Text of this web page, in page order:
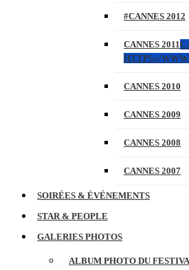
#CANNES 2012
CANNES 2011
HTTPS://
CANNES 2010
CANNES 2009
CANNES 2008
CANNES 2007
SOIRÉES & ÉVÉNEMENTS
STAR & PEOPLE
GALERIES PHOTOS
ALBUM PHOTO DU